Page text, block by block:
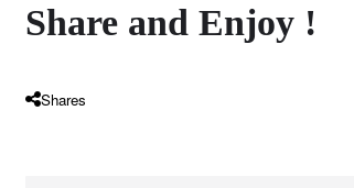
Share and Enjoy !
Shares